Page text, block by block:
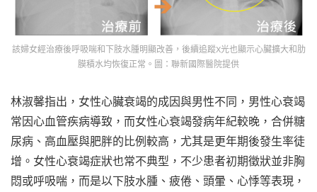
該婦女經治療後呼吸喘和下肢水腫明顯改善，後續追蹤X光也顯示心臟擴大和肋
膜積水均恢復正常。圖：聯新國際醫院提供
林淑馨指出，女性心臟衰竭的成因與男性不同，男性心衰竭
常因心血管疾病導致，而女性心衰竭發病年紀較晚，合併糖
尿病、高血壓與肥胖的比例較高，尤其是更年期後發生率徒
增。女性心衰竭症狀也常不典型，不少患者初期徵狀並非胸
悶或呼吸喘，而是以下肢水腫、疲倦、頭暈、心悸等表現，